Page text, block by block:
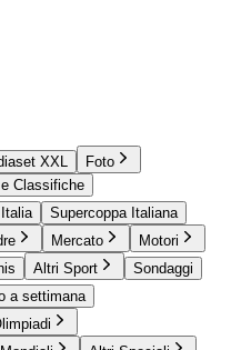
XXL
Foto
Classifiche
Supercoppa Italiana
Mercato
Motori
Altri Sport
Sondaggi
a settimana